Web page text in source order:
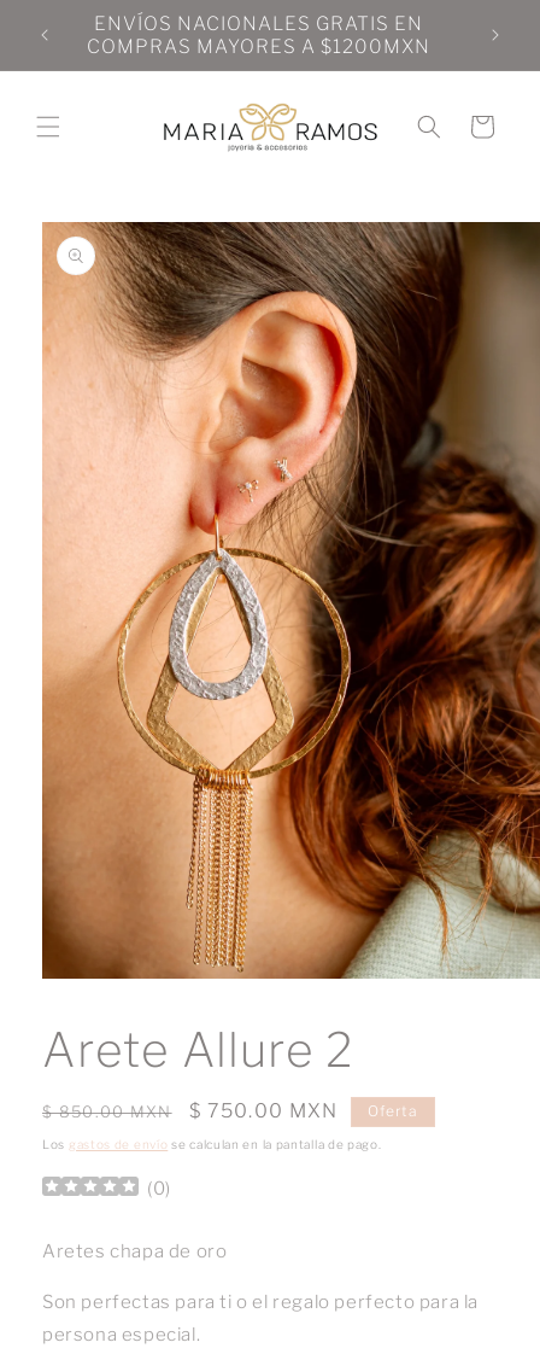
directamente
al contenido
ENVÍOS NACIONALES GRATIS EN
COMPRAS MAYORES A $1200MXN
Carrito
directamente
información
del producto
en
modal
Arete Allure 2
Precio
habitual
$ 850.00 MXN
Precio
de
$ 750.00 MXN Oferta
Los gastos de envío se calculan en la pantalla de pago.
(0)
Aretes chapa de oro
Son perfectas para ti o el regalo perfecto para la
persona especial.